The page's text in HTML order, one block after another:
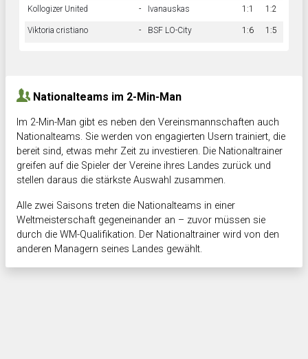
Kollogizer United - Ivanauskas 1:1 1:2
Viktoria cristiano - BSF LO-City 1:6 1:5
Nationalteams im 2-Min-Man
Im 2-Min-Man gibt es neben den Vereinsmannschaften auch
Nationalteams. Sie werden von engagierten Usern trainiert, die
bereit sind, etwas mehr Zeit zu investieren. Die Nationaltrainer
greifen auf die Spieler der Vereine ihres Landes zurück und
stellen daraus die stärkste Auswahl zusammen.
Alle zwei Saisons treten die Nationalteams in einer
Weltmeisterschaft gegeneinander an – zuvor müssen sie
durch die WM-Qualifikation. Der Nationaltrainer wird von den
anderen Managern seines Landes gewählt.